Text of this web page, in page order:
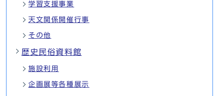
学習支援事業
天文関係開催行事
その他
歴史民俗資料館
施設利用
企画展等各種展示